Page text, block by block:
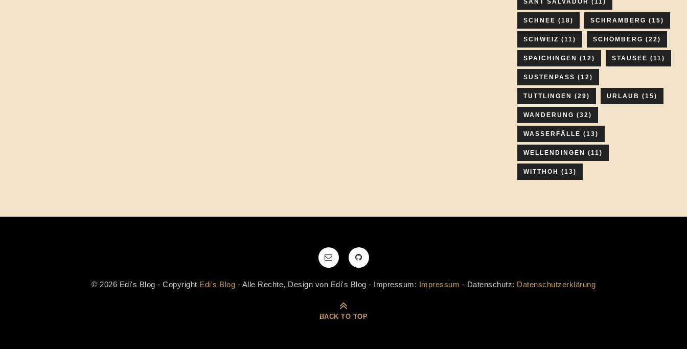
SANT SALVADOR (11)
SCHNEE (18) SCHRAMBERG (15)
SCHWEIZ (11) SCHÖMBERG (22)
SPAICHINGEN (12) STAUSEE (11)
SUSTENPASS (12)
TUTTLINGEN (29) URLAUB (15)
WANDERUNG (32)
WASSERFÄLLE (13)
WELLENDINGEN (11)
WITTHOH (13)
© 2026 Edi's Blog - Copyright Edi's Blog - Alle Rechte, Design von Edi's Blog - Impressum: Impressum - Datenschutz: Datenschutzerklärung
BACK TO TOP